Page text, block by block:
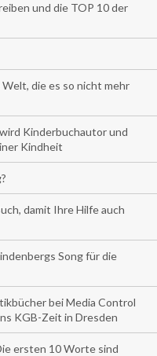
und die TOP 10 der
die es so nicht mehr
Kinderbuchautor und
Kindheit
damit Ihre Hilfe auch
Song für die
bei Media Control
KGB-Zeit in Dresden
ersten 10 Worte sind